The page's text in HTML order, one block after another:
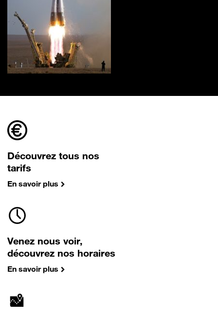
Découvrez tous nos
tarifs
En savoir plus
Venez nous voir,
découvrez nos horaires
En savoir plus